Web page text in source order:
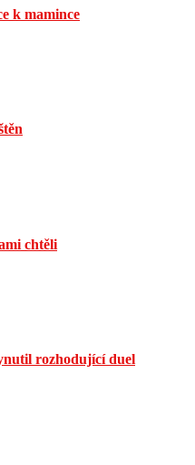
k mamince
chtěli
rozhodující duel